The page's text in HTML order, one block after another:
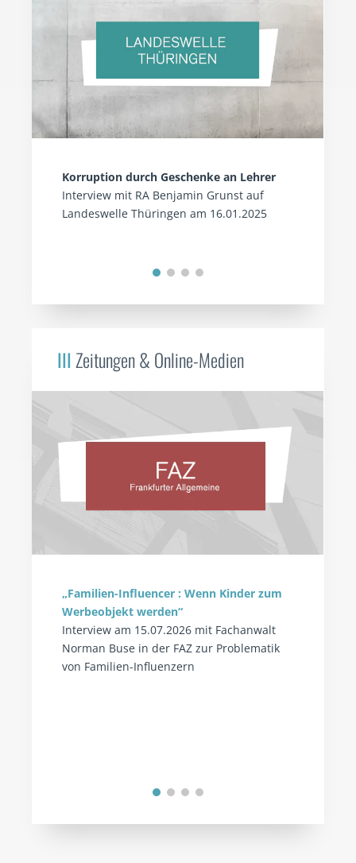
Korruption durch Geschenke an Lehrer
Interview mit RA Benjamin Grunst auf
Landeswelle Thüringen am 16.01.2025
IIIZeitungen & Online-Medien
„Familien-Influencer : Wenn Kinder zum
Werbeobjekt werden“
Interview am 15.07.2026 mit Fachanwalt
Norman Buse in der FAZ zur Problematik
von Familien-Influenzern